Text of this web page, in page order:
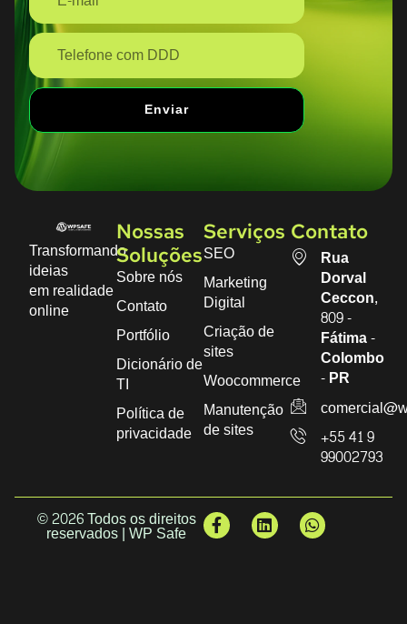
Enviar
Transformando
ideias
em realidade
online
Nossas
Soluções
Sobre nós
Contato
Portfólio
Dicionário de
TI
Política de
privacidade
Serviços
SEO
Marketing
Digital
Criação de
sites
Woocommerce
Manutenção
de sites
Contato
Rua
Dorval
Ceccon,
809 -
Fátima -
Colombo
- PR
+55 41 9
99002793
© 2026 Todos os direitos
reservados | WP Safe